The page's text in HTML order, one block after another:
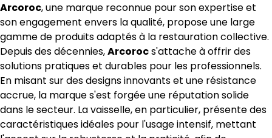
Arcoroc, une marque reconnue pour son expertise et
son engagement envers la qualité, propose une large
gamme de produits adaptés à la restauration collective.
Depuis des décennies,Arcorocs'attache à offrir des
solutions pratiques et durables pour les professionnels.
En misant sur des designs innovants et une résistance
accrue, la marque s'est forgée une réputation solide
dans le secteur. La vaisselle, en particulier, présente des
caractéristiques idéales pour l'usage intensif, mettant